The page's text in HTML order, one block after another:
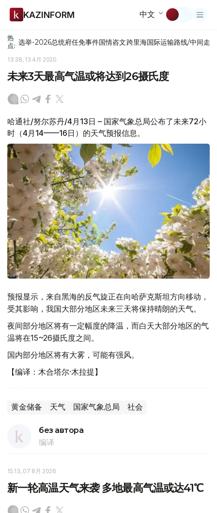
KAZINFORM 中文
热
点: 选举-2026总统府任免事件国情咨文跨里海国际运输路线/中间走廊
13:38, 13 4月 2020
未来3天最高气温或将达到26摄氏度
哈通社/努尔苏丹/4月13日 – 国家气象总局公布了未来72小
时（4月14——16日）的天气预报信息。
预报显示，来自黑海的反气旋正在向哈萨克斯坦方向移动，
受其影响，我国大部分地区未来三天将保持晴朗的天气。
夜间部分地区将有一定幅度的降温，而白天大部分地区的气
温将在15~26摄氏度之间。
国内部分地区将有大雾，可能有强风。
【编译：木合塔尔·木拉提】
黄金储备 天气 国家气象总局 社会
без автора
编译
15:13, 07 8月 2026
新一轮高温天气来袭 多地最高气温或达41℃